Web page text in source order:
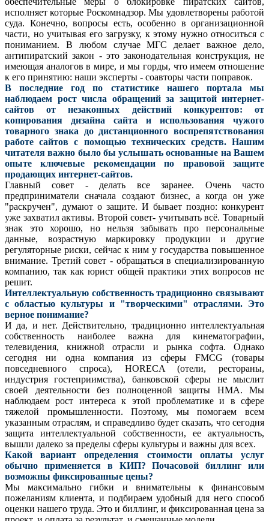
исполняет которые Роскомнадзор. Мы удовлетворены работой
суда. Конечно, вопросы есть, особенно в организационной
части, но учитывая его загрузку, к этому нужно относиться с
пониманием. В любом случае МГС делает важное дело,
антипиратский закон - это законодательная конструкция, не
имеющая аналогов в мире, и мы горды, что имеем отношение
к его принятию: наши эксперты - соавторы части поправок.
В последние год по статистике нашего портала мы
наблюдаем рост числа обращений за защитой интернет-
сайтов от незаконных действий конкурентов: от
копирования дизайна сайта и использования чужого
товарного знака до дистанционного воспрепятствования
работе сайтов с помощью технических средств. Нашим
читателя важно было бы услышать основанные на Вашем
опыте ключевые рекомендации по правовой защите
продающих интернет-сайтов.
Главный совет - делать все заранее. Очень часто
предприниматели сначала создают бизнес, а когда он уже
"раскручен", думают о защите. И бывает поздно: конкурент
уже захватил активы. Второй совет- учитывать всё. Товарный
знак это хорошо, но нельзя забывать про персональные
данные, возрастную маркировку продукции и другие
регуляторные риски, сейчас к ним у государства повышенное
внимание. Третий совет - обращаться в специализированную
компанию, так как юрист общей практики этих вопросов не
решит.
Интеллектуальную собственность традиционно связывают
с областью культуры и "творческими" отраслями. Это
верное понимание?
И да, и нет. Действительно, традиционно интеллектуальная
собственность наиболее важна для кинематографии,
телевидения, книжной отрасли и рынка софта. Однако
сегодня ни одна компания из сферы FMCG (товары
повседневного спроса), HORECA (отели, рестораны,
индустрия гостеприимства), банковской сферы не мыслит
своей деятельности без полноценной защиты НМА. Мы
наблюдаем рост интереса к этой проблематике и в сфере
тяжелой промышленности. Поэтому, мы помогаем всем
указанным отраслям, и справедливо будет сказать, что сегодня
защита интеллектуальной собственности, ее актуальность,
вышли далеко за пределы сферы культуры и важны для всех.
Какой вариант определения стоимости оплаты услуг
обычно применяется в КИП? Почасовой биллинг или
возможны фиксированные цены?
Мы максимально гибки и внимательны к финансовым
пожеланиям клиента, и подбираем удобный для него способ
оценки нашего труда. Это и биллинг, и фиксированная цена за